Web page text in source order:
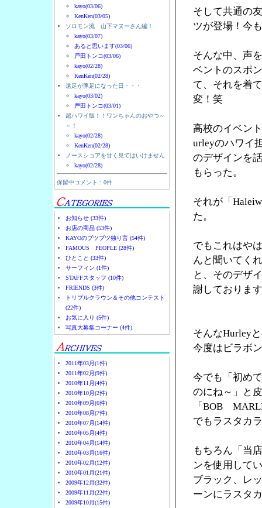
kayo(03/06)
KenKen(03/05)
ソロモン流 山下マヌーさん編！
kayo(03/07)
あると思います(03/06)
戸田トンコ(03/06)
kayo(02/28)
KenKen(02/28)
遠足が豚足になった日・・・
kayo(03/02)
戸田トンコ(03/01)
超ハワイ版！！ワンちゃんのおやつ～
～！
kayo(02/28)
KenKen(02/28)
ノースショアを甘く見てはいけません
kayo(02/28)
保留中コメント：0件
お知らせ (33件)
お店の商品 (53件)
KAYOのブツブツ独り言 (54件)
FAMOUS PEOPLE (28件)
ひとこと (33件)
サーフィン (1件)
STAFFスタッフ (10件)
FRIENDS (3件)
トリプルクラウン＆その他コンテスト
(22件)
お気に入り (5件)
写真大募集コーナー (4件)
2011年03月(1件)
2011年02月(9件)
2010年11月(4件)
2010年10月(2件)
2010年09月(6件)
2010年08月(7件)
2010年07月(14件)
2010年05月(4件)
2010年04月(14件)
2010年03月(16件)
2010年02月(12件)
2010年01月(21件)
2009年12月(32件)
2009年11月(22件)
2009年10月(15件)
そして共通の
ツが登場！今
そんな中、声
ベントのスポ
て、それを着
変！笑
高校のイベン
urleyのハワイ
のデザインを
もらった。
それが「
た。
でもこれはや
んと聞いてく
と、そのデザ
謝しておりま
そんなHurley
今度はビラボ
今でも「初め
のにね～」と
「BOB
でもラスタカ
もちろん「当
ンを使用して
ブラック、レ
ーンにラスタ